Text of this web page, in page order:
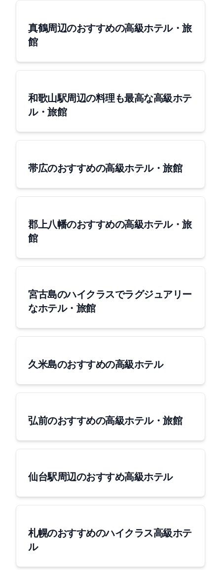
真鶴周辺のおすすめの高級ホテル・旅
館
和歌山駅周辺の料理も最高な高級ホテ
ル・旅館
帯広のおすすめの高級ホテル・旅館
郡上八幡のおすすめの高級ホテル・旅
館
宮古島のハイクラスでラグジュアリー
なホテル・旅館
久米島のおすすめの高級ホテル
弘前のおすすめの高級ホテル・旅館
仙台駅周辺のおすすめ高級ホテル
札幌のおすすめのハイクラス高級ホテ
ル